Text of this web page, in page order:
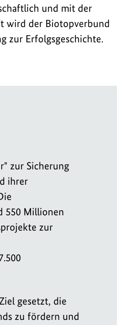
und mit der
wird der Biotopverbund
zur Erfolgsgeschichte.
zur Sicherung
ihrer
550 Millionen
zur
gesetzt, die
zu fördern und